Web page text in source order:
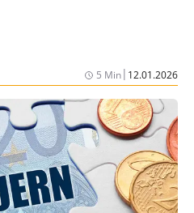
5 Min| 12.01.2026